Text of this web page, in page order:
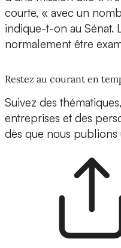
courte, « avec un
indique-t-on au Sénat.
normalement être
Restez au courant en
Suivez des
entreprises et des
dès que nous publions